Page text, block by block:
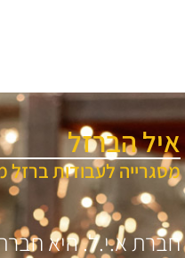
איל הברזל
מסגרייה לעבודות ברזל
חברת א.י.ל. היא